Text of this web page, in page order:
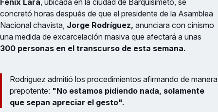
Fénix Lara, ubicada en la ciudad de Barquisimeto, se
concretó horas después de que el presidente de la Asamblea
Nacional chavista, Jorge Rodríguez, anunciara con cinismo
una medida de excarcelación masiva que afectará a unas
300 personas en el transcurso de esta semana.
Rodríguez admitió los procedimientos afirmando de manera
prepotente: "No estamos pidiendo nada, solamente
que sepan apreciar el gesto".